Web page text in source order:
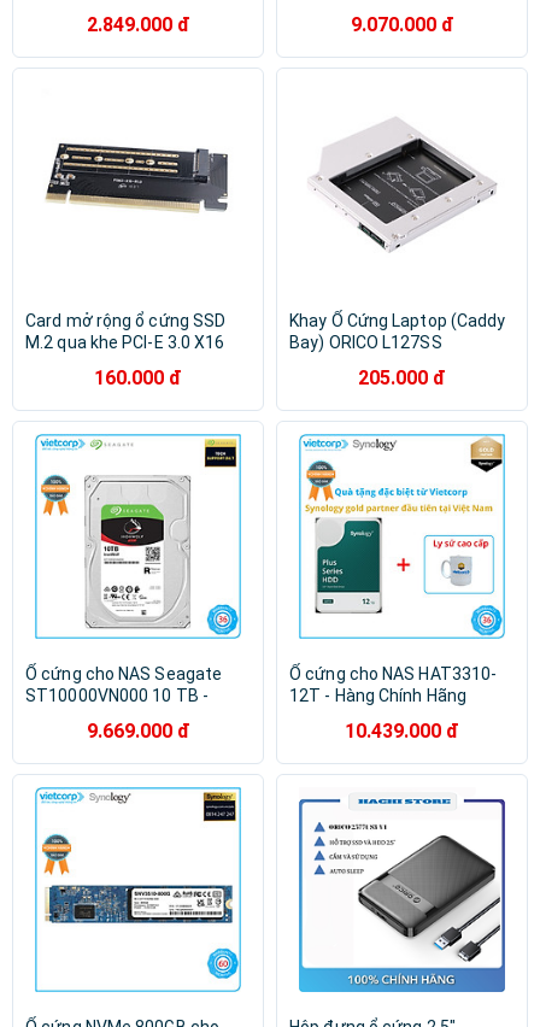
2.849.000 đ 9.070.000 đ
Card mở rộng ổ cứng SSD
M.2 qua khe PCI-E 3.0 X16
chính hãng160.000 đ
Khay Ổ Cứng Laptop (Caddy
Bay) ORICO L127SS
205.000 đ
Ổ cứng cho NAS Seagate
ST10000VN000 10 TB -
9.669.000 đ
Ổ cứng cho NAS HAT3310-
12T - Hàng Chính Hãng
10.439.000 đ